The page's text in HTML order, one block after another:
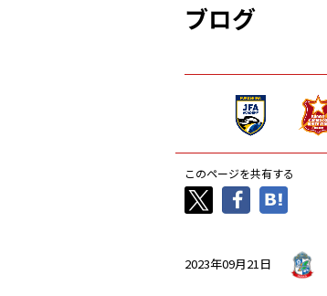
ブログ
このページを共有する
2023年09月21日